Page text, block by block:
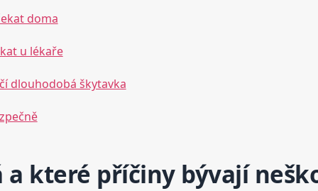
doma
u lékaře
dlouhodobá škytavka
které příčiny bývají